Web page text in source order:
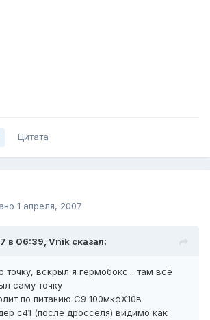
Цитата
1 апреля, 2007
в 06:39, Vnik сказал:
точку, вскрыл я гермобокс... там всё
саму точку
по питанию С9 100мкфХ10в
с41 (после дросселя) видимо как